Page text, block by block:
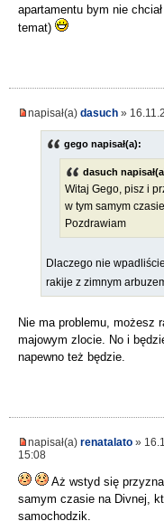
apartamentu bym nie
temat)
napisał(a) dasuch »
gego napisał(a):
dasuch
Witaj Gego, pisz i
w tym samym
Pozdrawiam
Dlaczego nie
rakije z zimnym
Nie ma problemu, możesz
majowym zlocie. No i
napewno też będzie.
napisał(a) renatalato »
15:08
Aż wstyd się
samym czasie na Divnej,
samochodzik.